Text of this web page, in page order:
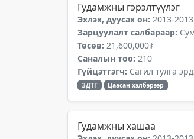
Гудамжны гэрэлтүүлэг
Эхлэх, дуусах он: 2013-2013
Зарцуулалт салбараар:
Төсөв: 21,600,000₮
Саналын тоо: 210
Гүйцэтгэгч: Сагил тулга
ЗДТГ Цаасан хэлбэрээр
Гудамжны хашаа